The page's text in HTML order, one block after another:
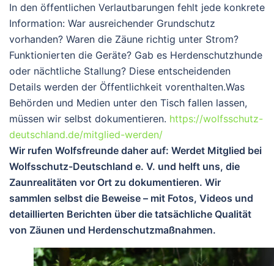
In den öffentlichen Verlautbarungen fehlt jede konkrete
Information: War ausreichender Grundschutz
vorhanden? Waren die Zäune richtig unter Strom?
Funktionierten die Geräte? Gab es Herdenschutzhunde
oder nächtliche Stallung? Diese entscheidenden
Details werden der Öffentlichkeit vorenthalten.Was
Behörden und Medien unter den Tisch fallen lassen,
müssen wir selbst dokumentieren. https://wolfsschutz-
deutschland.de/mitglied-werden/
Wir rufen Wolfsfreunde daher auf: Werdet Mitglied bei
Wolfsschutz-Deutschland e. V. und helft uns, die
Zaunrealitäten vor Ort zu dokumentieren. Wir
sammlen selbst die Beweise – mit Fotos, Videos und
detaillierten Berichten über die tatsächliche Qualität
von Zäunen und Herdenschutzmaßnahmen.